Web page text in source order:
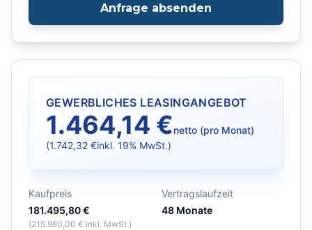
Anfrage absenden
GEWERBLICHES LEASINGANGEBOT
1.464,14 €netto (pro Monat)
(1.742,32 €inkl. 19% MwSt.)
Kaufpreis
181.495,80 €
(215.980,00 € inkl. MwSt.)
Vertragslaufzeit
48 Monate